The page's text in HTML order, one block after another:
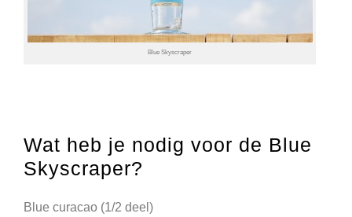
Blue Skyscraper
Wat heb je nodig voor de Blue
Skyscraper?
Blue curacao (1/2 deel)